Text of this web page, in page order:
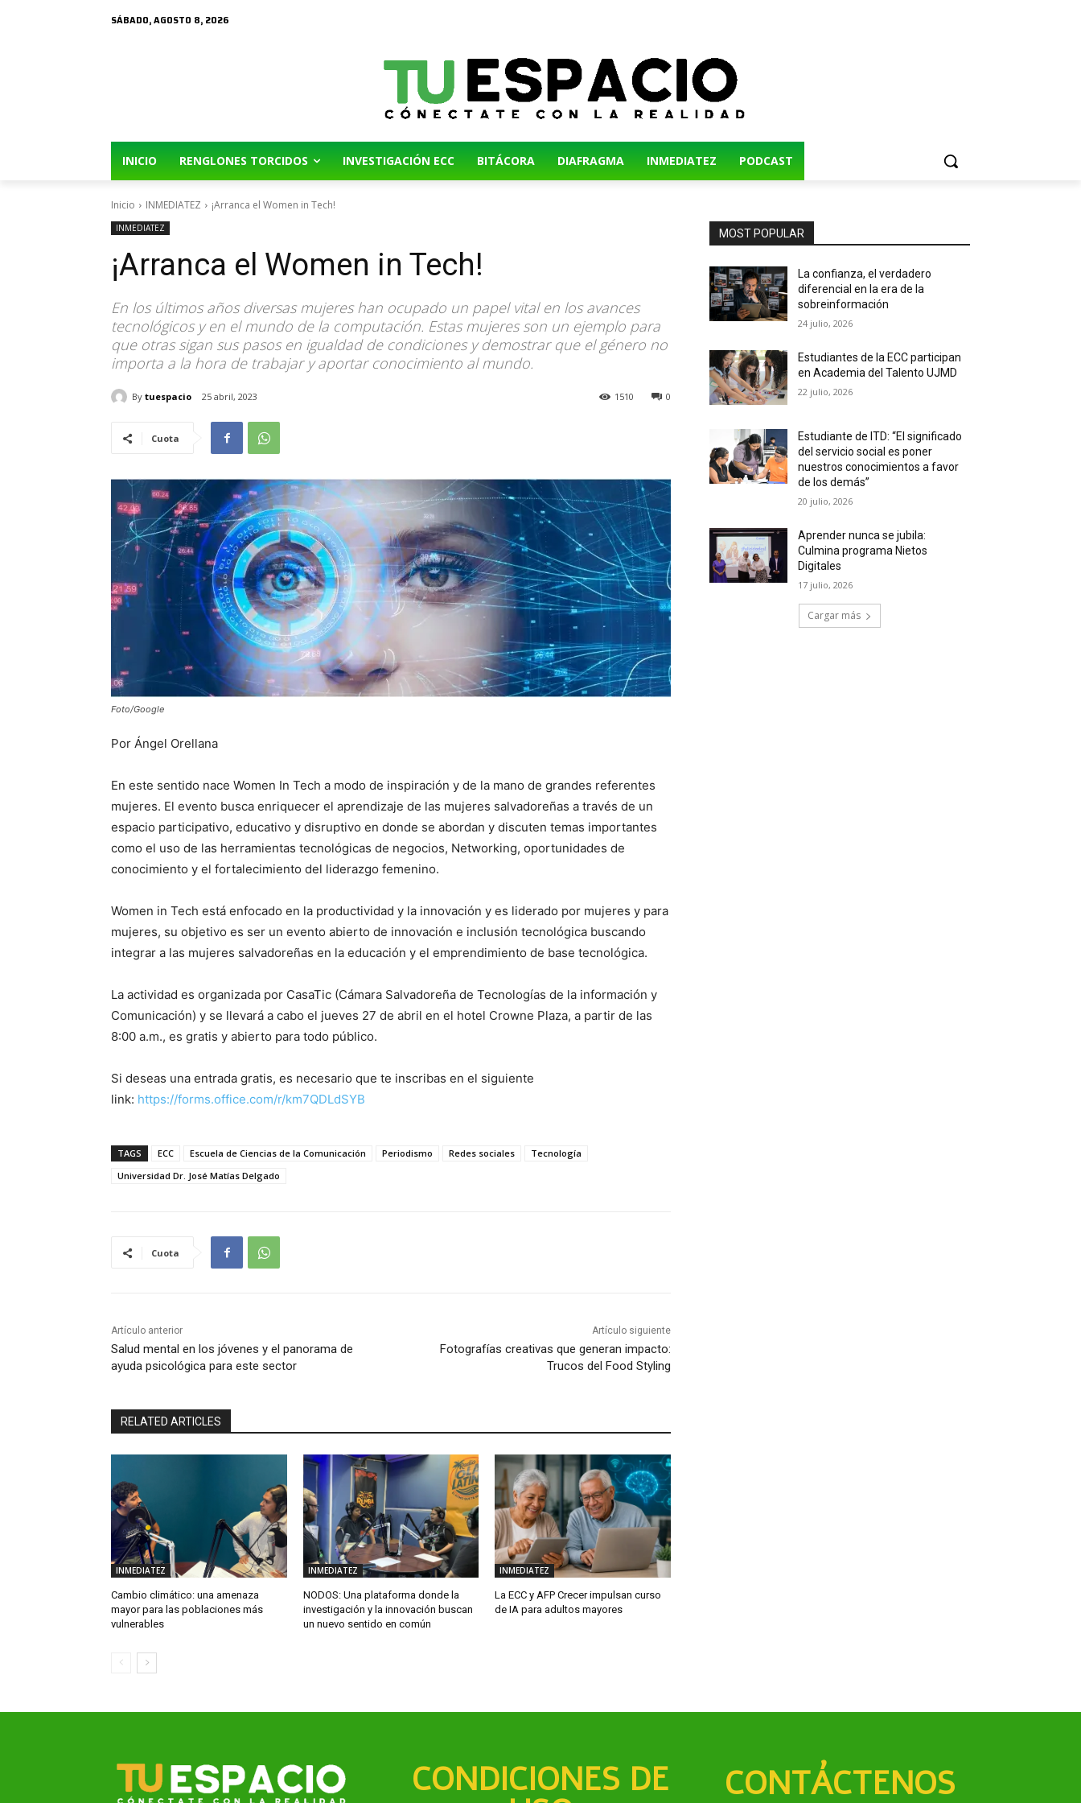
SÁBADO, AGOSTO 8, 2026
INICIO RENGLONES TORCIDOS INVESTIGACIÓN ECC BITÁCORA DIAFRAGMA INMEDIATEZ PODCAST
Inicio INMEDIATEZ ¡Arranca el Women in Tech!
INMEDIATEZ
¡Arranca el Women in Tech!
En los últimos años diversas mujeres han ocupado un papel vital en los avances
tecnológicos y en el mundo de la computación. Estas mujeres son un ejemplo para
que otras sigan sus pasos en igualdad de condiciones y demostrar que el género no
importa a la hora de trabajar y aportar conocimiento al mundo.
By tuespacio 25 abril, 2023 0
1510
Cuota
Foto/Google
Por Ángel Orellana
En este sentido nace Women In Tech a modo de inspiración y de la mano de grandes referentes
mujeres. El evento busca enriquecer el aprendizaje de las mujeres salvadoreñas a través de un
espacio participativo, educativo y disruptivo en donde se abordan y discuten temas importantes
como el uso de las herramientas tecnológicas de negocios, Networking, oportunidades de
conocimiento y el fortalecimiento del liderazgo femenino.
Women in Tech está enfocado en la productividad y la innovación y es liderado por mujeres y para
mujeres, su objetivo es ser un evento abierto de innovación e inclusión tecnológica buscando
integrar a las mujeres salvadoreñas en la educación y el emprendimiento de base tecnológica.
La actividad es organizada por CasaTic (Cámara Salvadoreña de Tecnologías de la información y
Comunicación) y se llevará a cabo el jueves 27 de abril en el hotel Crowne Plaza, a partir de las
8:00 a.m., es gratis y abierto para todo público.
Si deseas una entrada gratis, es necesario que te inscribas en el siguiente
link: https://forms.office.com/r/km7QDLdSYB
TAGS ECC Escuela de Ciencias de la Comunicación Periodismo Redes sociales
Tecnología
Universidad Dr. José Matías Delgado
Cuota
Artículo anterior
Salud mental en los jóvenes y el panorama de
ayuda psicológica para este sector
Artículo siguiente
Fotografías creativas que generan impacto:
Trucos del Food Styling
RELATED ARTICLES
INMEDIATEZ
Cambio climático: una amenaza
mayor para las poblaciones más
vulnerables
INMEDIATEZ
NODOS: Una plataforma donde la
investigación y la innovación buscan
un nuevo sentido en común
INMEDIATEZ
La ECC y AFP Crecer impulsan curso
de IA para adultos mayores
MOST POPULAR
La confianza, el verdadero
diferencial en la era de la
sobreinformación
24 julio, 2026
Estudiantes de la ECC participan
en Academia del Talento UJMD
22 julio, 2026
Estudiante de ITD: “El significado
del servicio social es poner
nuestros conocimientos a favor
de los demás”
20 julio, 2026
Aprender nunca se jubila:
Culmina programa Nietos
Digitales
17 julio, 2026
Cargar más
CONDICIONES DE CONTÁCTENOS